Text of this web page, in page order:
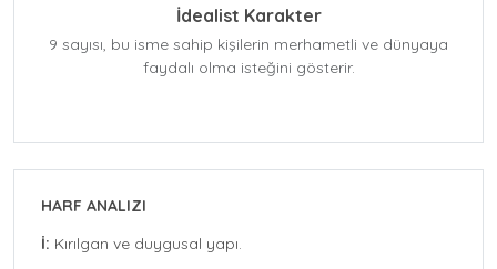
İdealist Karakter
9 sayısı, bu isme sahip kişilerin merhametli ve dünyaya
faydalı olma isteğini gösterir.
HARF ANALIZI
İ: Kırılgan ve duygusal yapı.